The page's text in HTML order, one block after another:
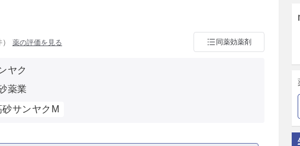
薬の評価を見る 同薬効薬剤
ヤク
薬業
砂サンヤクM